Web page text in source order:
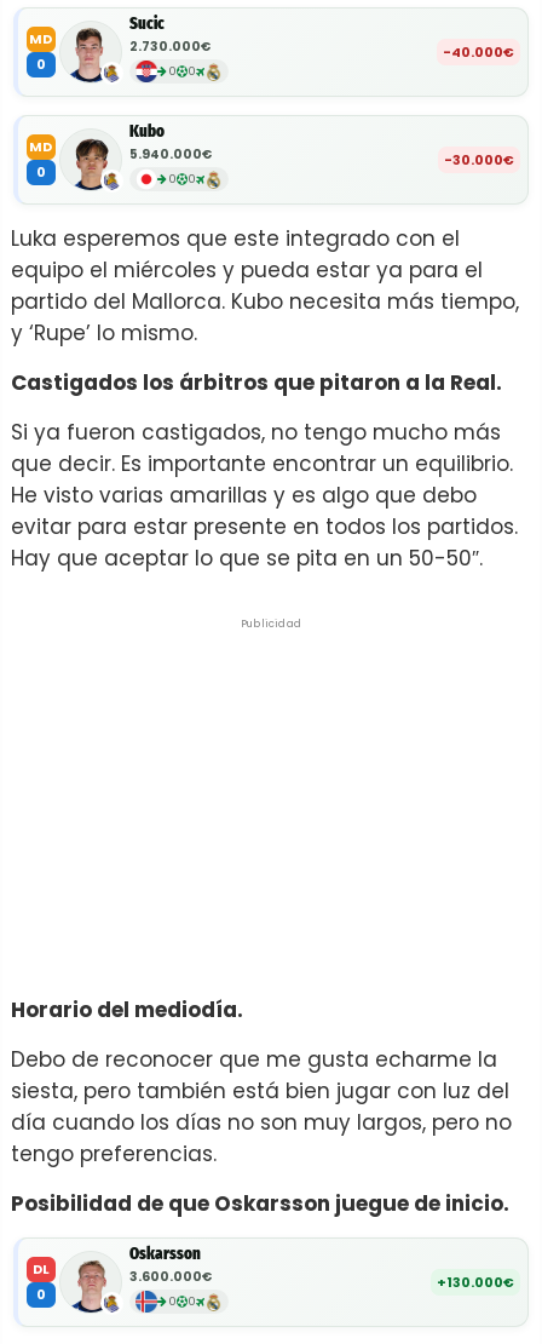
MD
0
Sucic
2.730.000€
0 0
-40.000€
MD
0
Kubo
5.940.000€
0 0
-30.000€
Luka esperemos que este integrado con el
equipo el miércoles y pueda estar ya para el
partido del Mallorca. Kubo necesita más tiempo,
y ‘Rupe’ lo mismo.
Castigados los árbitros que pitaron a la Real.
Si ya fueron castigados, no tengo mucho más
que decir. Es importante encontrar un equilibrio.
He visto varias amarillas y es algo que debo
evitar para estar presente en todos los partidos.
Hay que aceptar lo que se pita en un 50-50″.
Publicidad
Horario del mediodía.
Debo de reconocer que me gusta echarme la
siesta, pero también está bien jugar con luz del
día cuando los días no son muy largos, pero no
tengo preferencias.
Posibilidad de que Oskarsson juegue de inicio.
DL
0
Oskarsson
3.600.000€
0 0
+130.000€